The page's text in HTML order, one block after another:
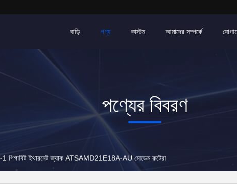
বাড়ি পণ্য আমাদের সম্পর্কে
কাস্টম
পণ্যের বিবরণ
ইথারনেট জ্যাক ATSAMD21E18A-AU মোডেম রুটেরা